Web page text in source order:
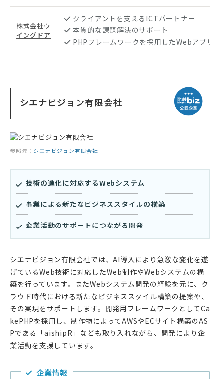
株式会社ウ
イングドア
クライアントを支えるICTパートナー
本質的な課題解決のサポート
PHPフレームワークを採用したWebアプリ
シエナビジョン有限会社
参照元： シエナビジョン有限会社
技術の進化に対応するWebシステム
事業による新たなビジネススタイルの構築
企業活動のサポートにつながる開発
シエナビジョン有限会社では、AI導入により急激な変化を遂
げているWeb技術に対応したWeb制作やWebシステムの構
築を行っています。またWebシステム開発の経験を元に、ク
ラウド時代における新たなビジネススタイル構築の提案や、
その実現をサポートします。開発用フレームワークとしてCa
kePHPを採用し、制作物によってAWSやECサイト構築のAS
Pである「aishipR」なども取り入れながら、開発により企
業活動を支援しています。
企業情報